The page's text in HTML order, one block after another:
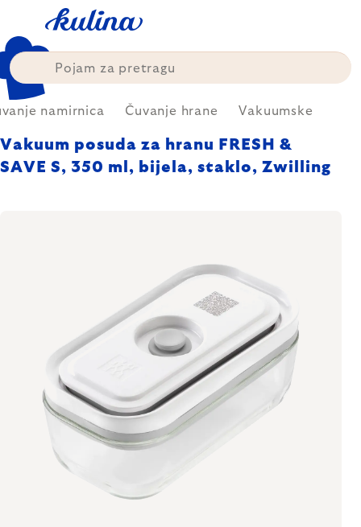
content
namirnica Čuvanje hrane Vakuumske
Vakuum posuda za hranu FRESH &
SAVE S, 350 ml, bijela, staklo, Zwilling